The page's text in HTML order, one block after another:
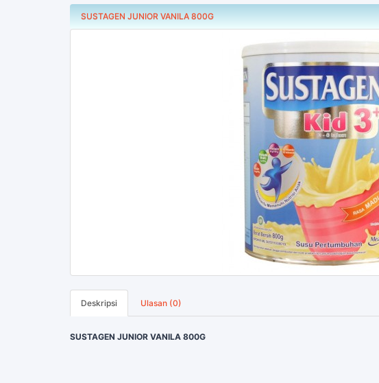
SUSTAGEN JUNIOR VANILA 800G
Deskripsi Ulasan (0)
SUSTAGEN JUNIOR VANILA 800G